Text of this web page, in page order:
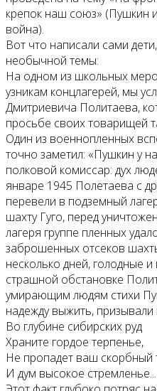
крепок наш союз» (Пушкин
война).
Вот что написали сами
необычной темы:
На одном из школьных
узникам концлагерей, мы
Дмитриевича Политаева,
просьбе своих товарищей
Один из военнопленных
точно заметил: «Пушкин у
полковой комиссар: дух
январе 1945 Полетаева с
перевели в подземный
шахту Гуго, перед
лагеря группе пленных
заброшенных отсеков
несколько дней, голодные
страшной обстановке
умирающим людям стихи
надежду выжить, призывали
Во глубине сибирских руд
Храните гордое терпенье,
Не пропадет ваш скорбный
И дум высокое стремленье...